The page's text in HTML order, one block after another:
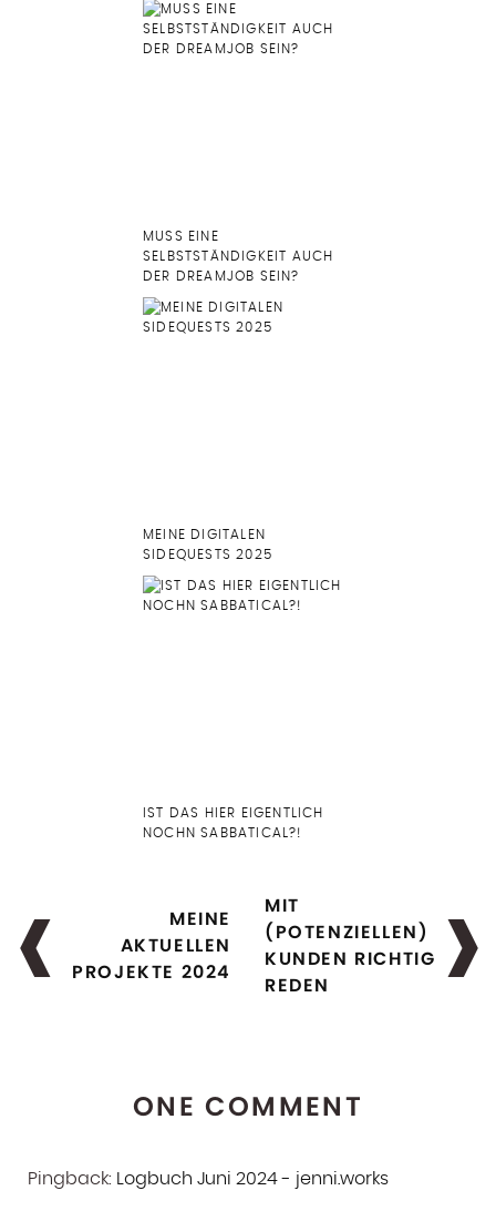
MUSS EINE
SELBSTSTÄNDIGKEIT AUCH
DER DREAMJOB SEIN?
MEINE DIGITALEN
SIDEQUESTS 2025
IST DAS HIER EIGENTLICH
NOCHN SABBATICAL?!
MEINE
AKTUELLEN
PROJEKTE 2024
MIT
(POTENZIELLEN)
KUNDEN RICHTIG
REDEN
ONE COMMENT
Pingback: Logbuch Juni 2024 - jenni.works